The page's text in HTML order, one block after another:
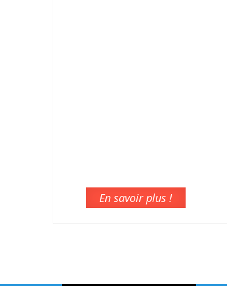
En savoir plus !